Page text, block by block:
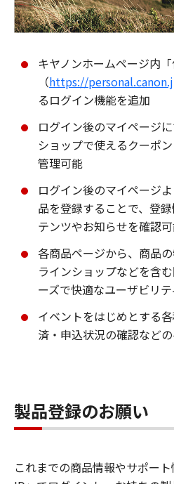
キヤノンホームページ内
（https://
るログイン機能を追加
ログイン後のマイページ
ショップで使えるクーポ
管理可能
ログイン後のマイページ
品を登録することで、登
テンツやお知らせを確認
各商品ページから、商品
ラインショップなどを含
ーズで快適なユーザビリ
イベントをはじめとする
済・申込状況の確認など
製品登録のお願い
これまでの商品情報やサポー